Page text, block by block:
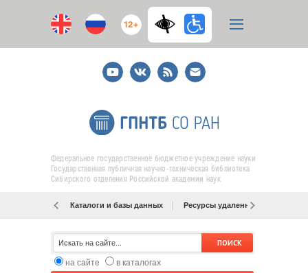
12+
YoutubeВКонтакте
RSS
E-
mail
подписка
Федеральное государственное бюджетное учреждение науки
Государственная публичная научно-техническая библиотека
Сибирского отделения Российской академии наук
Каталоги и базы данных Ресурсы удаленного доступа
на сайте
в каталогах